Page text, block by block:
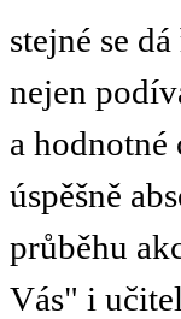
stejné se
nejen
a
úspěšně
průběhu
Vás" i